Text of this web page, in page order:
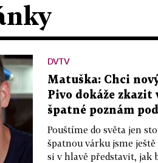
DVTV
Matuška: Chci
Pivo dokáže zkazit
špatné poznám
Pouštíme do světa jen
špatnou várku jsme
si v hlavě představit, jak